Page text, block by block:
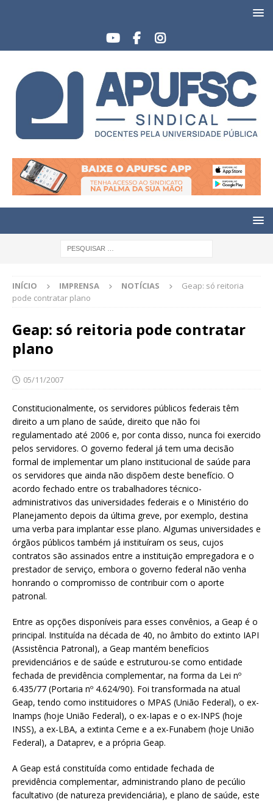
INÍCIO IMPRENSA NOTÍCIAS
Geap: só reitoria
pode contratar plano
Geap: só reitoria pode contratar
plano
05/11/2007
Constitucionalmente, os servidores públicos federais têm
direito a um plano de saúde, direito que não foi
regulamentado até 2006 e, por conta disso, nunca foi exercido
pelos servidores. O governo federal já tem uma decisão
formal de implementar um plano institucional de saúde para
os servidores que ainda não dispõem deste benefício. O
acordo fechado entre os trabalhadores técnico-
administrativos das universidades federais e o Ministério do
Planejamento depois da última greve, por exemplo, destina
uma verba para implantar esse plano. Algumas universidades e
órgãos públicos também já instituíram os seus, cujos
contratos são assinados entre a instituição empregadora e o
prestador de serviço, embora o governo federal não venha
honrando o compromisso de contribuir com o aporte
patronal.
Entre as opções disponíveis para esses convênios, a Geap é o
principal. Instituída na década de 40, no âmbito do extinto IAPI
(Assistência Patronal), a Geap mantém benefícios
previdenciários e de saúde e estruturou-se como entidade
fechada de previdência complementar, na forma da Lei nº
6.435/77 (Portaria nº 4.624/90). Foi transformada na atual
Geap, tendo como instituidores o MPAS (União Federal), o ex-
Inamps (hoje União Federal), o ex-Iapas e o ex-INPS (hoje
INSS), a ex-LBA, a extinta Ceme e a ex-Funabem (hoje União
Federal), a Dataprev, e a própria Geap.
A Geap está constituída como entidade fechada de
previdência complementar, administrando plano de pecúlio
facultativo (de natureza previdenciária), e plano de saúde, este